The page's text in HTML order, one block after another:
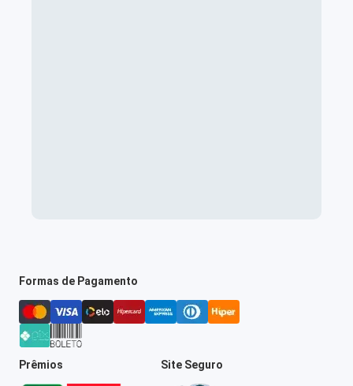
Formas de Pagamento
Prêmios Site Seguro